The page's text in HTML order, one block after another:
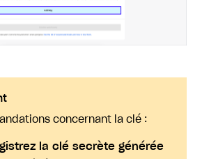
concernant la clé :
la clé secrète générée